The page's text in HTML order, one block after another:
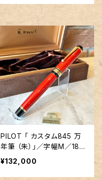
PILOT 「 カスタム845 万
年筆 （朱）」／字幅M／18金
ペン先
¥132,000